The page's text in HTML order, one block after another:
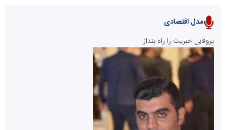
پایگاه خبری نهضت ملی مسکن
سازمان بورس و اوراق بهادار
مرجع اخبار موثق در بازارسرمایه
مدل اقتصادی
پروفایل خبریت را راه بنداز